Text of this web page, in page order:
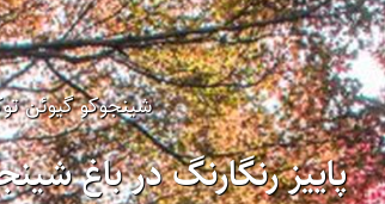
شینجوکو گیوئن
پاییز رنگارنگ در باغ